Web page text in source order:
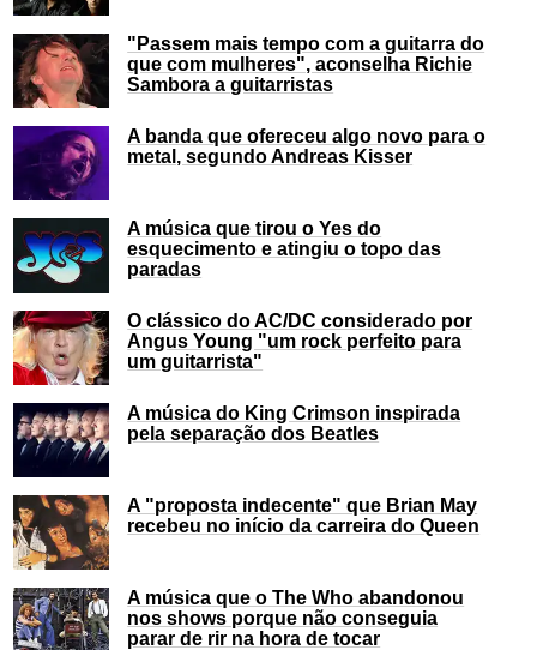
"Passem mais tempo com a guitarra do
que com mulheres", aconselha Richie
Sambora a guitarristas
A banda que ofereceu algo novo para o
metal, segundo Andreas Kisser
A música que tirou o Yes do
esquecimento e atingiu o topo das
paradas
O clássico do AC/DC considerado por
Angus Young "um rock perfeito para
um guitarrista"
A música do King Crimson inspirada
pela separação dos Beatles
A "proposta indecente" que Brian May
recebeu no início da carreira do Queen
A música que o The Who abandonou
nos shows porque não conseguia
parar de rir na hora de tocar